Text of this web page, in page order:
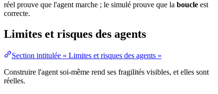
réel prouve que l'agent marche ; le simulé prouve que la boucle est
correcte.
Limites et risques des agents
Section intitulée « Limites et risques des agents »
Construire l'agent soi-même rend ses fragilités visibles, et elles sont
réelles.